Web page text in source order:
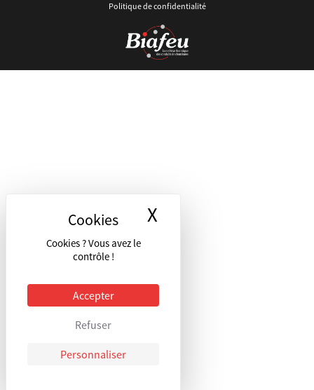
Cookies ? Vous avez le
contrôle !
Accepter
Refuser
Personnaliser
X
Politique de confidentialité